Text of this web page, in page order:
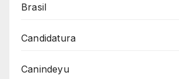
Brasil
Candidatura
Canindeyu